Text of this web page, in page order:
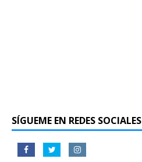
SÍGUEME EN REDES SOCIALES